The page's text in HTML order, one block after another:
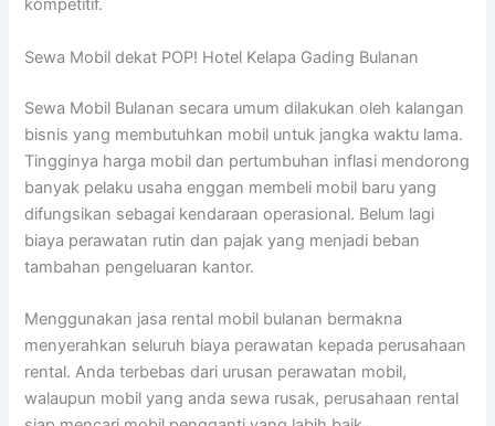
kompetitif.
Sewa Mobil dekat POP! Hotel Kelapa Gading Bulanan
Sewa Mobil Bulanan secara umum dilakukan oleh kalangan
bisnis yang membutuhkan mobil untuk jangka waktu lama.
Tingginya harga mobil dan pertumbuhan inflasi mendorong
banyak pelaku usaha enggan membeli mobil baru yang
difungsikan sebagai kendaraan operasional. Belum lagi
biaya perawatan rutin dan pajak yang menjadi beban
tambahan pengeluaran kantor.
Menggunakan jasa rental mobil bulanan bermakna
menyerahkan seluruh biaya perawatan kepada perusahaan
rental. Anda terbebas dari urusan perawatan mobil,
walaupun mobil yang anda sewa rusak, perusahaan rental